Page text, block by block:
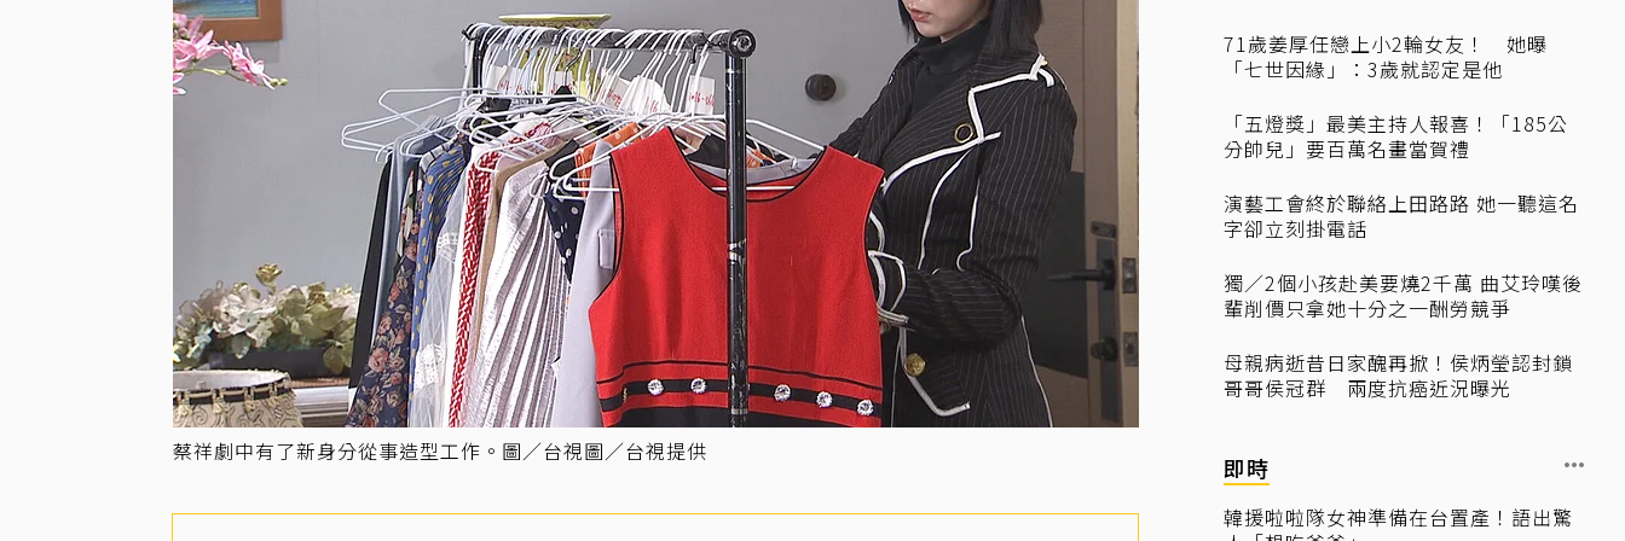
蔡祥劇中有了新身分從事造型工作。圖／台視圖／台視提供
71歲姜厚任戀上小2輪女友！ 她曝
「七世因緣」：3歲就認定是他
「五燈獎」最美主持人報喜！「185公
分帥兒」要百萬名畫當賀禮
演藝工會終於聯絡上田路路 她一聽這名
字卻立刻掛電話
獨／2個小孩赴美要燒2千萬 曲艾玲嘆後
輩削價只拿她十分之一酬勞競爭
母親病逝昔日家醜再掀！侯炳瑩認封鎖
哥哥侯冠群 兩度抗癌近況曝光
即時
韓援啦啦隊女神準備在台置產！語出驚